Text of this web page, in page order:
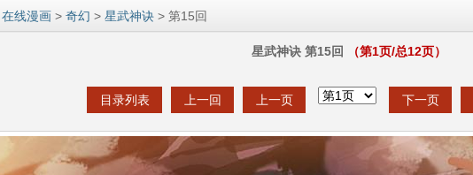
在线漫画 > 奇幻 > 星武神诀 > 第15回
星武神诀 第15回 （第1页/总12页）
目录列表 上一回 上一页 下一页